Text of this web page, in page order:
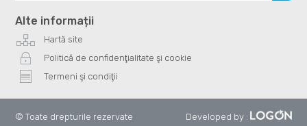
Alte informații
Hartă site
Politică de confidenţialitate şi cookie
Termeni şi condiţii
© Toate drepturile rezervate Developed by :